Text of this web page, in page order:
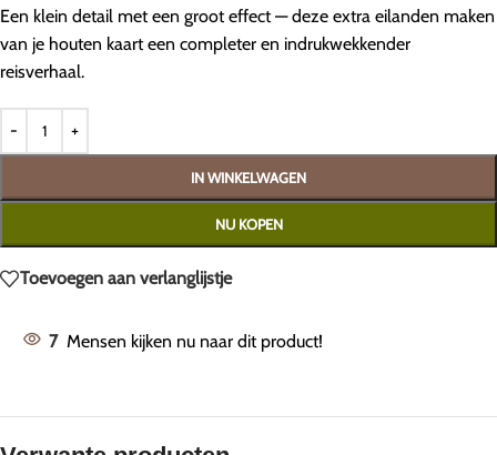
Een klein detail met een groot effect — deze extra eilanden maken
van je houten kaart een completer en indrukwekkender
reisverhaal.
IN WINKELWAGEN
NU KOPEN
Toevoegen aan verlanglijstje
7 Mensen kijken nu naar dit product!